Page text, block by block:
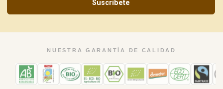
Suscríbete
NUESTRA GARANTÍA DE CALIDAD